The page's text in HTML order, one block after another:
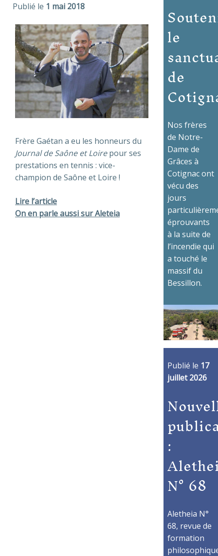
Publié le 1 mai 2018
Frère Gaétan a eu les honneurs du
Journal de Saône et Loirepour ses
prestations en tennis : vice-
champion de Saône et Loire !
Lire l’article
On en parle aussi sur Aleteia
le
de
Nos frères
de Notre-
Dame de
Grâces à
Cotignac ont
vécu des
jours
éprouvants
à la suite de
l’incendie qui
a touché le
massif du
Bessillon.
Publié le 17
juillet 2026
:
N° 68
Aletheia N°
68, revue de
formation